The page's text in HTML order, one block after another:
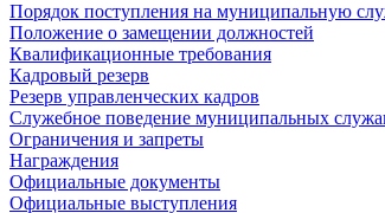
Порядок поступления на муниципальную
Положение о замещении должностей
Квалификационные требования
Кадровый резерв
Резерв управленческих кадров
Служебное поведение муниципальных
Ограничения и запреты
Награждения
Официальные документы
Официальные выступления